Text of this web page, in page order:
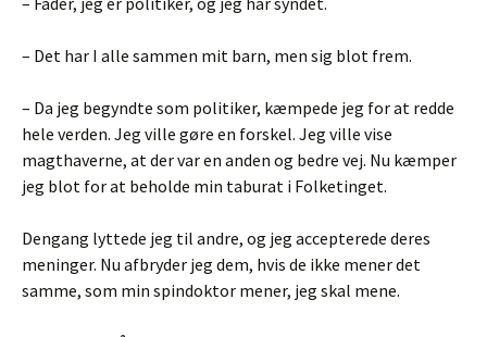
– Det har I alle sammen mit barn, men sig blot frem.
– Da jeg begyndte som politiker, kæmpede jeg for at redde
hele verden. Jeg ville gøre en forskel. Jeg ville vise
magthaverne, at der var en anden og bedre vej. Nu kæmper
jeg blot for at beholde min taburat i Folketinget.
Dengang lyttede jeg til andre, og jeg accepterede deres
meninger. Nu afbryder jeg dem, hvis de ikke mener det
samme, som min spindoktor mener, jeg skal mene.